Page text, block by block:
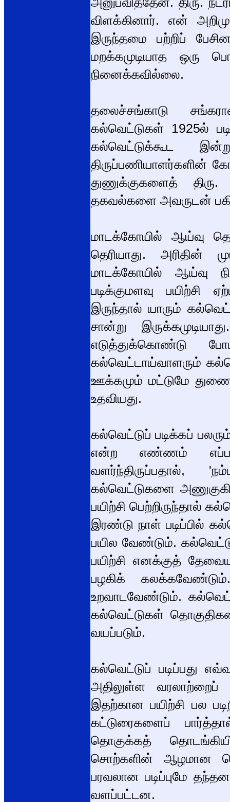
விளக்கினார். என்
இருந்தமை பற்றிப்
மறக்கமுடியாத ஒரு
நினைக்கவில்லை.
தலைச்சங்காடு
கல்வெட்டுகள் 1925ல்
கல்வெட்டுக்கூட
திருப்பணியாளர்களின்
துணுக்குகளைத்
தகவல்களை அவருடன்
மாடக்கோயில் ஆய்வு
தெரியாது. அரிதின்
மாடக்கோயில் ஆய்வு
படிக்குமளவு பயிற்சி
இருந்தால் யாரும்
சான்று
எடுத்துக்கொண்டு
கல்வெட்டாய்வாளரும்
ஊக்கமும் மட்டுமே
உதவியது.
கல்வெட்டுப் படிக்கப்
என்ற எண்ணம்
வளர்ந்திருப்பதால்,
கல்வெட்டுகளை
பயிற்சி பெற்றிருந்தால்
இரண்டு நாள் படிப்பில்
பயில வேண்டும்.
பயிற்சி எனக்குத்
பழகிக்
உறவாடவேண்டும்.
கல்வெட்டுகள்
வயப்படும்.
கல்வெட்டுப் படிப்பது
அதிலுள்ள வரலாற்றைப்
இதற்கான பயிற்சி பல
கட்டுரைகளைப்
தொகுக்கத்
சொற்களின் ஆழமான
பரவலான படிப்புமே
வளப்பட்டன.